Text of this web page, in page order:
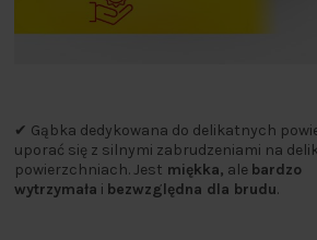
✔ Gąbka dedykowana do delikatnych
uporać się z silnymi zabrudzeniami na
powierzchniach. Jest miękka, ale bardzo
wytrzymała i bezwzględna dla brudu.